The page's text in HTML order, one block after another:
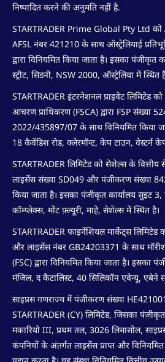
निष्पादित करने की अनुमति नहीं है.
STARTRADER Prime Global Pty Ltd
AFSL नंबर 421210 के साथ ऑस्ट्रेलियाई
द्वारा विनियमित किया जाता है। इसका पंजीकृत
स्ट्रीट, सिडनी, NSW 2000, ऑस्ट्रेलिया में स्थित
STARTRADER इंटरनेशनल प्राइवेट लिमिटेड को
आचरण प्राधिकरण (FSCA) द्वारा FSP संख्या
2022/435897/07 के साथ विनियमित किया
18 कैवेंडिश रोड, क्लेरमॉन्ट, केप टाउन, वेस्टर्न
STARTRADER लिमिटेड को सेशेल्स के वित्तीय
लाइसेंस संख्या SD049 और पंजीकरण संख्या
किया जाता है। इसका पंजीकृत कार्यालय सुइट
कॉम्प्लेक्स, मोंट फ़्ल्यूरी, माहे, सेशेल्स में स्थित है।
STARTRADER फाइनेंशियल मार्केट्स
और लाइसेंस नंबर GB24203371 के साथ
(FSC) द्वारा विनियमित किया जाता है। इसका
मंजिल, द कैटालिस्ट, 40 सिलिकॉन एवेन्यू, एबेने
साइप्रस गणराज्य में पंजीकरण संख्या
STARTRADER (CY) लिमिटेड, जिसका
मकारियो III, प्रथम तल, 3026 लिमासोल,
कंपनियों के अंतर्गत लाइसेंस प्राप्त और